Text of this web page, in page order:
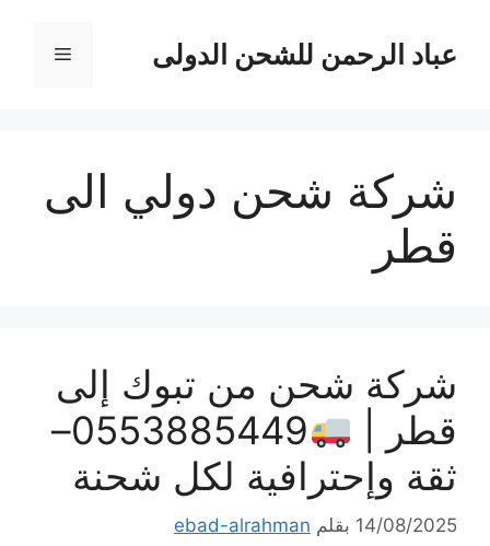
المحتوىعباد الرحمن للشحن الدولى القائمة
شركة شحن دولي الى
قطر
شركة شحن من تبوك إلى
قطر |
0553885449–
ثقة وإحترافية لكل شحنة
14/08/2025 بقلم ebad-alrahman